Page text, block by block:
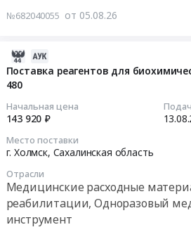
№682040055 от 05.08.26
Поставка реагентов для
480
Начальная цена
143 920 ₽
Место поставки
г. Холмск, Сахалинская область
Отрасли
Медицинские расходные
реабилитации, Одноразовый
инструмент